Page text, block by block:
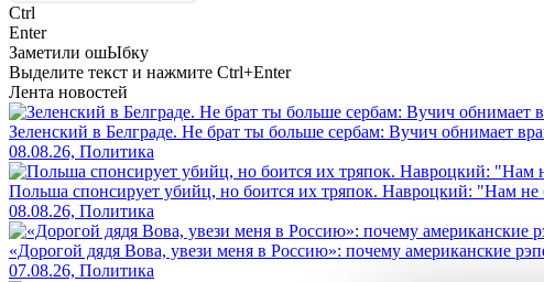
Ctrl
Enter
Заметили ошЫбку
Выделите текст и нажмите Ctrl+Enter
Лента новостей
Зеленский в Белграде. Не брат ты больше сербам: Вучич обнимает
08.08.26, Политика
Польша спонсирует убийц, но боится их тряпок. Навроцкий: "Нам не
08.08.26, Политика
«Дорогой дядя Вова, увези меня в Россию»: почему американские
07.08.26, Политика